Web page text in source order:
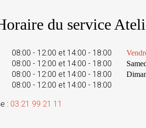
du service
08:00 - 12:00 et 14:00 - 18:00
08:00 - 12:00 et 14:00 - 18:00
08:00 - 12:00 et 14:00 - 18:00
08:00 - 12:00 et 14:00 - 18:00
: 03 21 99 21 11